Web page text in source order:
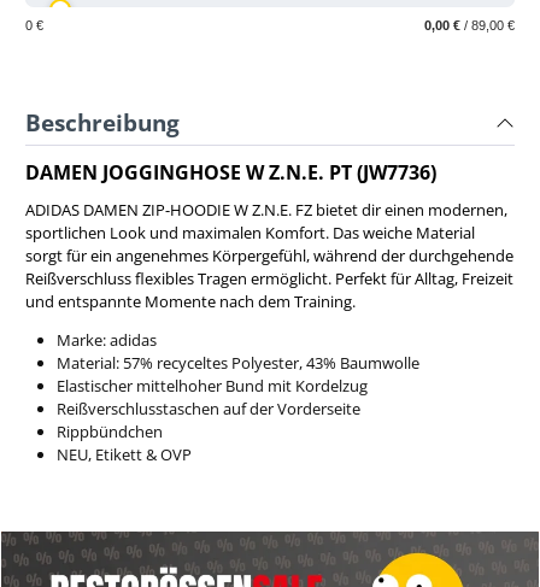
0 € 0,00 € / 89,00 €
Beschreibung
DAMEN JOGGINGHOSE W Z.N.E. PT (JW7736)
ADIDAS DAMEN ZIP-HOODIE W Z.N.E. FZ bietet dir einen modernen,
sportlichen Look und maximalen Komfort. Das weiche Material
sorgt für ein angenehmes Körpergefühl, während der durchgehende
Reißverschluss flexibles Tragen ermöglicht. Perfekt für Alltag, Freizeit
und entspannte Momente nach dem Training.
Marke: adidas
Material: 57% recyceltes Polyester, 43% Baumwolle
Elastischer mittelhoher Bund mit Kordelzug
Reißverschlusstaschen auf der Vorderseite
Rippbündchen
NEU, Etikett & OVP